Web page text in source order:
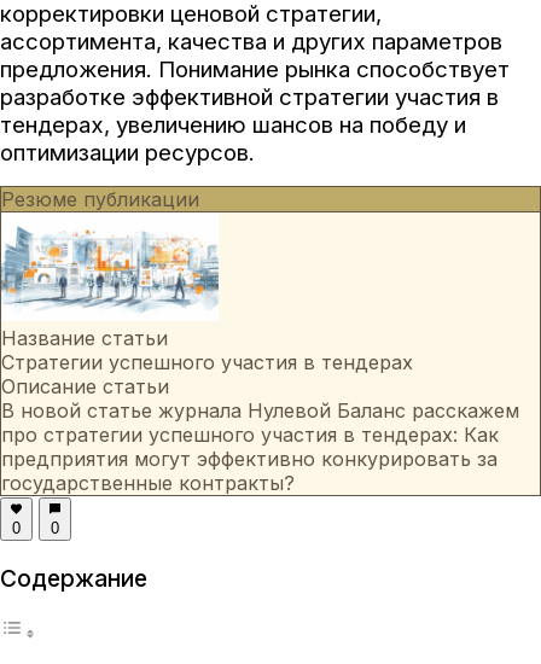
корректировки ценовой стратегии,
ассортимента, качества и других параметров
предложения. Понимание рынка способствует
разработке эффективной стратегии участия в
тендерах, увеличению шансов на победу и
оптимизации ресурсов.
Резюме публикации
Название статьи
Стратегии успешного участия в тендерах
Описание статьи
В новой статье журнала Нулевой Баланс расскажем
про стратегии успешного участия в тендерах: Как
предприятия могут эффективно конкурировать за
государственные контракты?
0 0
Содержание